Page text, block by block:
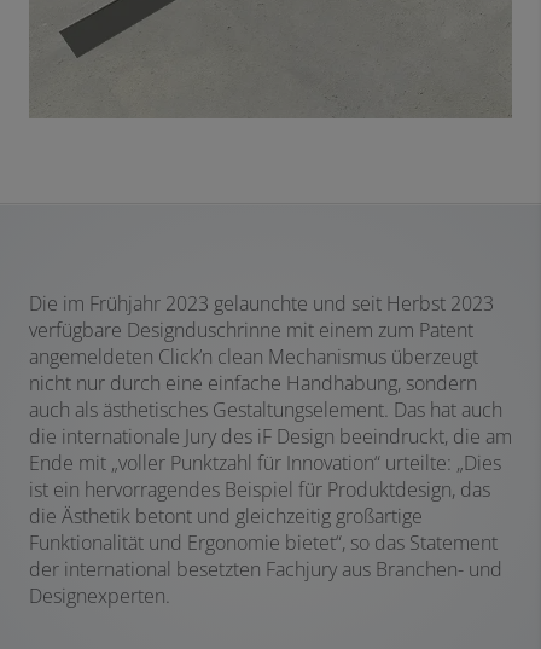
Die im Frühjahr 2023 gelaunchte und seit Herbst 2023
verfügbare Designduschrinne mit einem zum Patent
angemeldeten Click’n clean Mechanismus überzeugt
nicht nur durch eine einfache Handhabung, sondern
auch als ästhetisches Gestaltungselement. Das hat auch
die internationale Jury des iF Design beeindruckt, die am
Ende mit „voller Punktzahl für Innovation“ urteilte: „Dies
ist ein hervorragendes Beispiel für Produktdesign, das
die Ästhetik betont und gleichzeitig großartige
Funktionalität und Ergonomie bietet“, so das Statement
der international besetzten Fachjury aus Branchen- und
Designexperten.